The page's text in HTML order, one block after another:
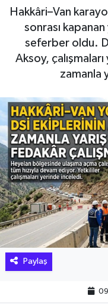
Hakkâri–Van
sonrası
seferber oldu.
Aksoy,
zamanla
Paylaş
EĞİTİM
EKONOMİ
GÜNDEM
Hakkari Haber
İLGİNÇ
KADIN
KÜLTÜR SANAT
MAGAZİN
MAKALE
Tüm Manşetler
Son Dakika
Haber Arşivi